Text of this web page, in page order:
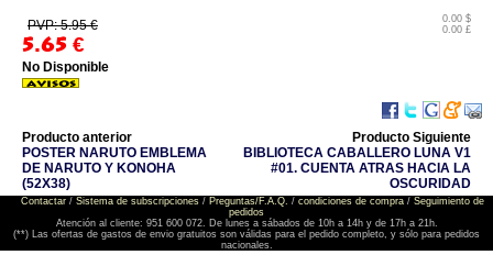
PVP: 5.95 €
5.65 €
0.00 $
0.00 £
No Disponible
Producto anterior
POSTER NARUTO EMBLEMA
DE NARUTO Y KONOHA
(52X38)
Producto Siguiente
BIBLIOTECA CABALLERO LUNA V1
#01. CUENTA ATRAS HACIA LA
OSCURIDAD
Contactar/ Sistema de subscripciones/ Preguntas/F.A.Q. / condiciones de compra/ Seguimiento de
pedidos
Atención al cliente: 951 600 072. De lunes a sábados de 10h a 14h y de 17h a 21h.
(**) Las ofertas de gastos de envio gratuitos son válidas para el pedido completo, y sólo para pedidos
nacionales.